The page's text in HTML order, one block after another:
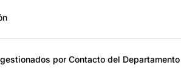
gestionados por Contacto del